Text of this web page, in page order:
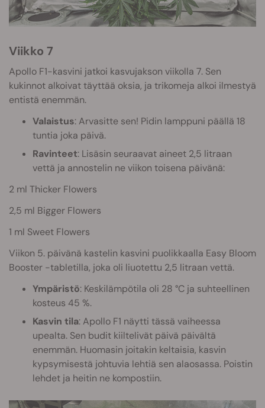
Viikko 7
Apollo F1-kasvini jatkoi kasvujakson viikolla 7. Sen
kukinnot alkoivat täyttää oksia, ja trikomeja alkoi ilmestyä
entistä enemmän.
Valaistus: Arvasitte sen! Pidin lamppuni päällä 18
tuntia joka päivä.
Ravinteet: Lisäsin seuraavat aineet 2,5 litraan
vettä ja annostelin ne viikon toisena päivänä:
2 ml Thicker Flowers
2,5 ml Bigger Flowers
1 ml Sweet Flowers
Viikon 5. päivänä kastelin kasvini puolikkaalla Easy Bloom
Booster -tabletilla, joka oli liuotettu 2,5 litraan vettä.
Ympäristö: Keskilämpötila oli 28 °C ja suhteellinen
kosteus 45 %.
Kasvin tila: Apollo F1 näytti tässä vaiheessa
upealta. Sen budit kiiltelivät päivä päivältä
enemmän. Huomasin joitakin keltaisia, kasvin
kypsymisestä johtuvia lehtiä sen alaosassa. Poistin
lehdet ja heitin ne kompostiin.